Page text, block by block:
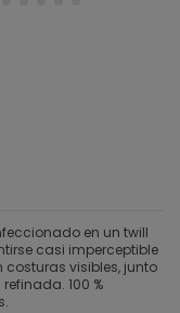
en un twill
casi imperceptible
costuras visibles, junto
100 %